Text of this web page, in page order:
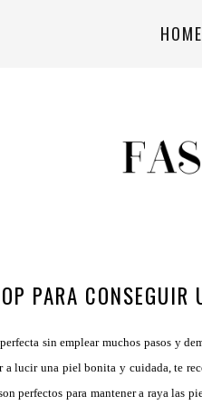
HOME
PARA
sin emplear muchos pasos y
a lucir una piel bonita y cuidada, te
perfectos para mantener a raya las